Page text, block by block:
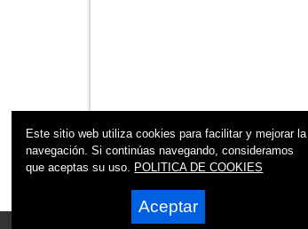
Este sitio web utiliza cookies para facilitar y mejorar la
navegación. Si continúas navegando, consideramos
que aceptas su uso. POLITICA DE COOKIES
Aceptar